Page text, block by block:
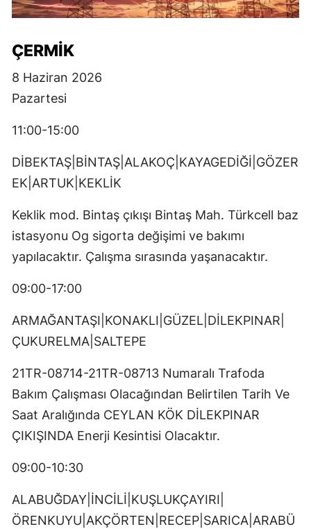
ÇERMİK
8 Haziran 2026
Pazartesi
11:00-15:00
DİBEKTAŞ|BİNTAŞ|ALAKOÇ|KAYAGEDİĞİ|GÖZER
EK|ARTUK|KEKLİK
Keklik mod. Bintaş çıkışı Bintaş Mah. Türkcell baz
istasyonu Og sigorta değişimi ve bakımı
yapılacaktır. Çalışma sırasında yaşanacaktır.
09:00-17:00
ARMAĞANTAŞI|KONAKLI|GÜZEL|DİLEKPINAR|
ÇUKURELMA|SALTEPE
21TR-08714-21TR-08713 Numaralı Trafoda
Bakım Çalışması Olacağından Belirtilen Tarih Ve
Saat Aralığında CEYLAN KÖK DİLEKPINAR
ÇIKIŞINDA Enerji Kesintisi Olacaktır.
09:00-10:30
ALABUĞDAY|İNCİLİ|KUŞLUKÇAYIRI|
ÖRENKUYU|AKÇÖRTEN|RECEP|SARICA|ARABÜ